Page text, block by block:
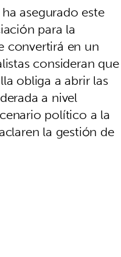
asegurado este
para la
convertirá en un
consideran que
obliga a abrir las
a nivel
político a la
la gestión de